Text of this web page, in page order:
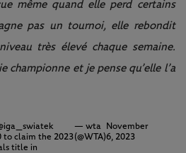
même quand elle perd certains
pas un tournoi, elle rebondit
très élevé chaque semaine.
championne et je pense qu’elle l’a
to claim the 2023
title in
— wta
(@WTA)
November
6, 2023